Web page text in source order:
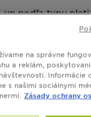
up podľa typu
cez internet a
up a ako sa líši
na správne
a reklám,
Informácie
s našimi sociálnymi
Zásady ochrany